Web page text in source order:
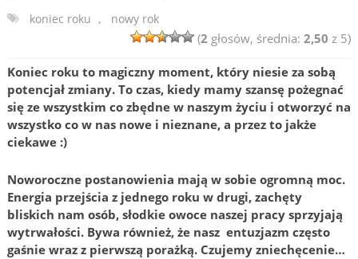
koniec roku , nowy rok
(2 głosów, średnia:2,50 z 5)
Koniec roku to magiczny moment, który niesie za sobą
potencjał zmiany. To czas, kiedy mamy szansę pożegnać
się ze wszystkim co zbędne w naszym życiu i otworzyć na
wszystko co w nas nowe i nieznane, a przez to jakże
ciekawe :)
Noworoczne postanowienia mają w sobie ogromną moc.
Energia przejścia z jednego roku w drugi, zachęty
bliskich nam osób, słodkie owoce naszej pracy sprzyjają
wytrwałości. Bywa również, że nasz entuzjazm często
gaśnie wraz z pierwszą porażką. Czujemy zniechęcenie…